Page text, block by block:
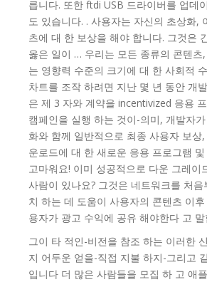
릅니다. 또한 ftdi USB 드라이버를 업데
도 있습니다. . 사용자는 자신의 초상화,
츠에 대 한 보상을 해야 합니다. 그것은
옳은 일이 … 우리는 모든 종류의 콘텐츠
는 영향력 수준의 크기에 대 한 사회적
차트를 조작 하려면 지난 몇 년 동안 개
은 제 3 자와 계약을 incentivized 응용
캠페인을 실행 하는 것이-의미, 개발자
화와 함께 일반적으로 최종 사용자 보상
운로드에 대 한 새로운 응용 프로그램
고마워요! 이미 성공적으로 다운 그레이
사람이 있나요? 그것은 네트워크를 처음
치 하는 데 도움이 사용자의 콘텐츠 이
용자가 광고 수익에 공유 해야한다 고 말
그이 타 적인-비전을 참조 하는 이러한
지 어두운 얻을-직접 지불 하지-그리고
입니다 더 많은 사람들을 모집 하 고 애